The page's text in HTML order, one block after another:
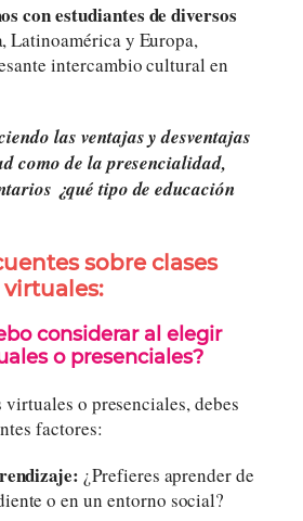
con estudiantes de diversos
Latinoamérica y Europa,
intercambio cultural en
las ventajas y desventajas
como de la presencialidad,
¿qué tipo de educación
sobre clases
virtuales:
considerar al elegir
o presenciales?
o presenciales, debes
factores:
¿Prefieres aprender de
o en un entorno social?